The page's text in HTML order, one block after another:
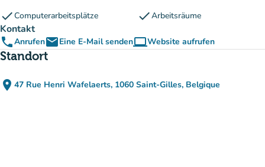
checkComputerarbeitsplätze checkArbeitsräume
Kontakt
phoneAnrufenemailEine E-Mail sendencomputerWebsite aufrufen
(new tab)
Standort
place 47 Rue Henri Wafelaerts, 1060 Saint-Gilles, Belgique
(in Google Maps öffnen)
(new tab)